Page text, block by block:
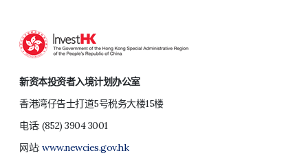
新资本投资者入境计划办公室
香港湾仔告士打道5号税务大楼15楼
电话:(852) 3904 3001
网站:www.newcies.gov.hk